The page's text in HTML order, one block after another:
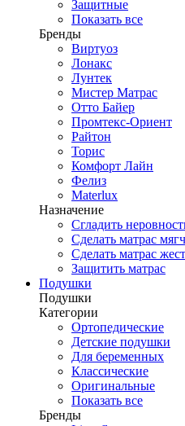
Защитные
Показать все
Бренды
Виртуоз
Лонакс
Лунтек
Мистер Матрас
Отто Байер
Промтекс-Ориент
Райтон
Торис
Комфорт Лайн
Фелиз
Materlux
Назначение
Сгладить
Сделать матрас
Сделать матрас
Защитить матрас
Подушки
Подушки
Категории
Ортопедические
Детские подушки
Для беременных
Классические
Оригинальные
Показать все
Бренды